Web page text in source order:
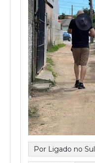
Por Ligado no Sul